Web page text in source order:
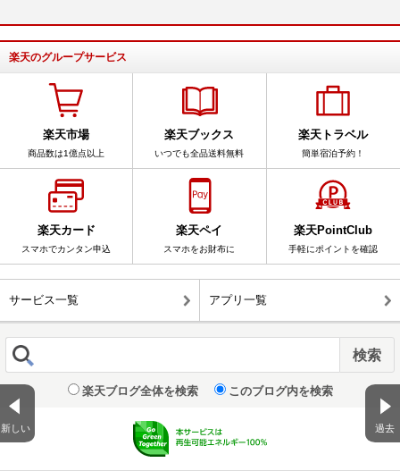
新しい 過去
楽天のグループサービス
楽天市場
商品数は1億点以上
楽天ブックス
いつでも全品送料無料
楽天トラベル
簡単宿泊予約！
楽天カード
スマホでカンタン申込
楽天ペイ
スマホをお財布に
楽天PointClub
手軽にポイントを確認
サービス一覧 アプリ一覧
楽天ブログ全体を検索 このブログ内を検索